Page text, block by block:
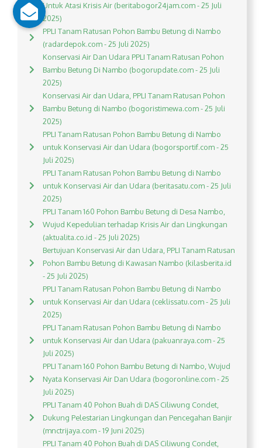
Untuk Atasi Krisis Air (beritabogor24jam.com - 25 Juli
2025)
PPLI Tanam Ratusan Pohon Bambu Betung di Nambo
(radardepok.com - 25 Juli 2025)
Konservasi Air Dan Udara PPLI Tanam Ratusan Pohon
Bambu Betung Di Nambo (bogorupdate.com - 25 Juli
2025)
Konservasi Air dan Udara, PPLI Tanam Ratusan Pohon
Bambu Betung di Nambo (bogoristimewa.com - 25 Juli
2025)
PPLI Tanam Ratusan Pohon Bambu Betung di Nambo
untuk Konservasi Air dan Udara (bogorsportif.com - 25
Juli 2025)
PPLI Tanam Ratusan Pohon Bambu Betung di Nambo
untuk Konservasi Air dan Udara (beritasatu.com - 25 Juli
2025)
PPLI Tanam 160 Pohon Bambu Betung di Desa Nambo,
Wujud Kepedulian terhadap Krisis Air dan Lingkungan
(aktualita.co.id - 25 Juli 2025)
Bertujuan Konservasi Air dan Udara, PPLI Tanam Ratusan
Pohon Bambu Betung di Kawasan Nambo (kilasberita.id
- 25 Juli 2025)
PPLI Tanam Ratusan Pohon Bambu Betung di Nambo
untuk Konservasi Air dan Udara (ceklissatu.com - 25 Juli
2025)
PPLI Tanam Ratusan Pohon Bambu Betung di Nambo
untuk Konservasi Air dan Udara (pakuanraya.com - 25
Juli 2025)
PPLI Tanam 160 Pohon Bambu Betung di Nambo, Wujud
Nyata Konservasi Air Dan Udara (bogoronline.com - 25
Juli 2025)
PPLI Tanam 40 Pohon Buah di DAS Ciliwung Condet,
Dukung Pelestarian Lingkungan dan Pencegahan Banjir
(mnctrijaya.com - 19 Juni 2025)
PPLI Tanam 40 Pohon Buah di DAS Ciliwung Condet,